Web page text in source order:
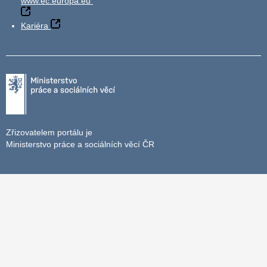
Kariéra
Zřizovatelem portálu je
Ministerstvo práce a sociálních věcí ČR